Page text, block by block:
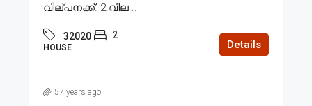
വില്പനക്ക്. 2.വില...
32020 2
HOUSE Details
57 years ago